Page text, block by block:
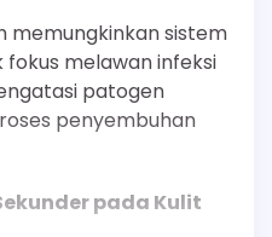
memungkinkan sistem
melawan infeksi
patogen
penyembuhan
pada Kulit